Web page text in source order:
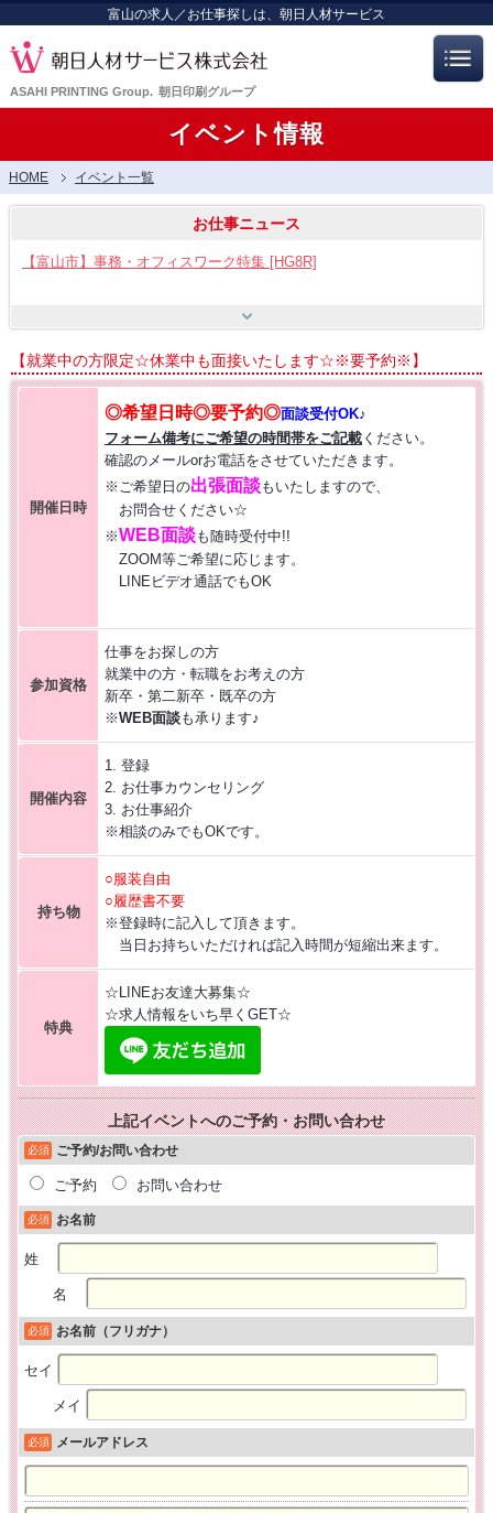
富山の求人／お仕事探しは、朝日人材サービス
ASAHI PRINTING Group. 朝日印刷グループ
イベント情報
HOME イベント一覧
お仕事ニュース
【富山市】事務・オフィスワーク特集 [HG8R]
【富山市】工場・製造ワーク [HG8]
【呉羽射水エリア特集】スタッフ12名大募集!! [HB7]
【お仕事相談会☆流通会館】2026/8/21(金) PM開催
【お仕事相談会☆大久保ふれあいｾﾝﾀｰ】2026/8/26(水)
【お仕事相談会☆黒部市コラーレ】2026/8/21(金)PM
【お仕事相談会☆黒部市コラーレ】2026/8/7(金)PM
派遣から正社員をめざす 〜自分に合った職場を見つける新しい転職の
カタチ〜
【中新川エリア】近くdeWORK [HC7]
【就業中の方限定☆休業中も面接いたします☆※要予約※】
開催日時
◎希望日時◎要予約◎面談受付OK♪
フォーム備考にご希望の時間帯をご記載 ください。
確認のメールorお電話をさせていただきます。
※ご希望日の出張面談もいたしますので、
お問合せください☆
※WEB面談も随時受付中!!
ZOOM等ご希望に応じます。
LINEビデオ通話でもOK
参加資格
仕事をお探しの方
就業中の方・転職をお考えの方
新卒・第二新卒・既卒の方
※WEB面談も承ります♪
開催内容
1. 登録
2. お仕事カウンセリング
3. お仕事紹介
※相談のみでもOKです。
持ち物
○服装自由
○履歴書不要
※登録時に記入して頂きます。
当日お持ちいただければ記入時間が短縮出来ます。
特典
☆LINEお友達大募集☆
☆求人情報をいち早くGET☆
上記イベントへのご予約・お問い合わせ
必須 ご予約/お問い合わせ
ご予約 お問い合わせ
必須 お名前
姓
名
必須 お名前（フリガナ）
セイ
メイ
必須 メールアドレス